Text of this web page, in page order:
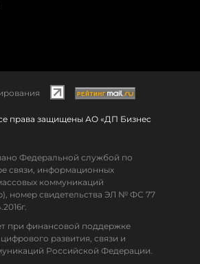
права защищены АО «ДП Бизнес
Федеральной службой по
связи, информационных
коммуникаций
номер свидетельства ЭЛ № ФС 77
при финансовой поддержке
развития, связи и
Российской Федерации.